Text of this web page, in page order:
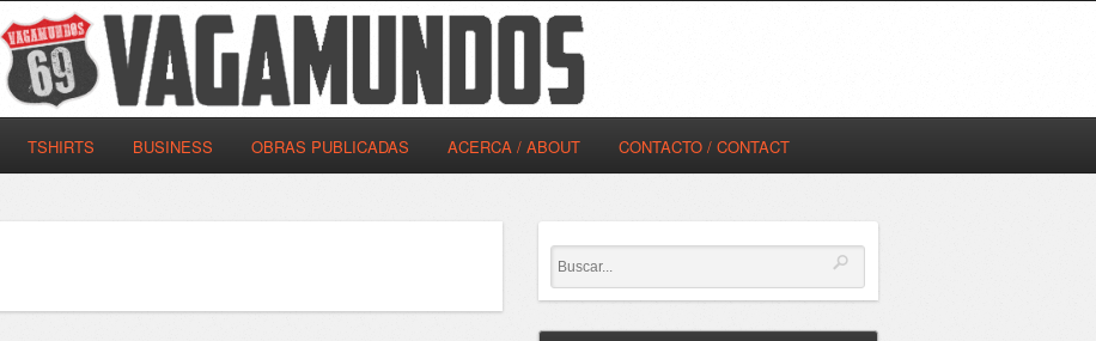
TSHIRTS BUSINESS OBRAS PUBLICADAS ACERCA / ABOUT CONTACTO / CONTACT